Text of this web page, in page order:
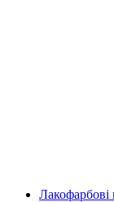
Лакофарбові